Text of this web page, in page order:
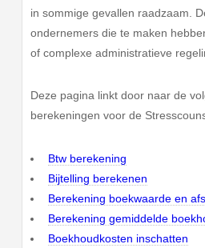
in sommige gevallen raadzaam.
ondernemers die te maken
of complexe administratieve
Deze pagina linkt door naar de
berekeningen voor de
Btw berekening
Bijtelling berekenen
Berekening boekwaarde en
Berekening gemiddelde
Boekhoudkosten inschatten